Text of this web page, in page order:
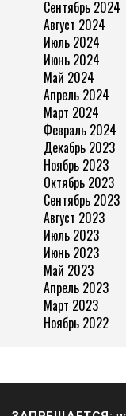
Сентябрь 2024
Август 2024
Июль 2024
Июнь 2024
Май 2024
Апрель 2024
Март 2024
Февраль 2024
Декабрь 2023
Ноябрь 2023
Октябрь 2023
Сентябрь 2023
Август 2023
Июль 2023
Июнь 2023
Май 2023
Апрель 2023
Март 2023
Ноябрь 2022